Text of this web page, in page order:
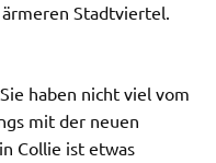
Stadtviertel.
haben nicht viel vom
mit der neuen
Collie ist etwas